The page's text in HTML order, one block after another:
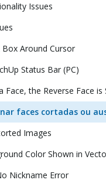
Issues
Around Cursor
Status Bar (PC)
Face, the Reverse Face is
faces cortadas ou
Images
Color Shown in
Nickname Error